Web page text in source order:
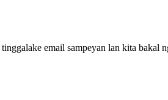
email sampeyan lan kita bakal